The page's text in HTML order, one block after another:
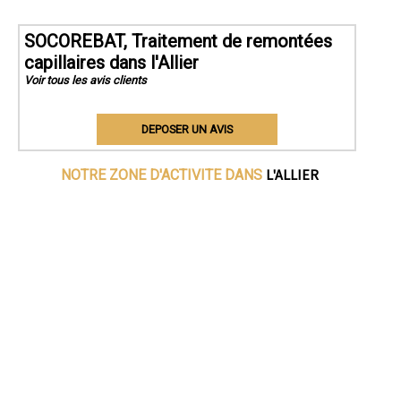
SOCOREBAT, Traitement de remontées
capillaires dans l'Allier
Voir tous les avis clients
DEPOSER UN AVIS
NOTRE ZONE D'ACTIVITE DANS L'ALLIER